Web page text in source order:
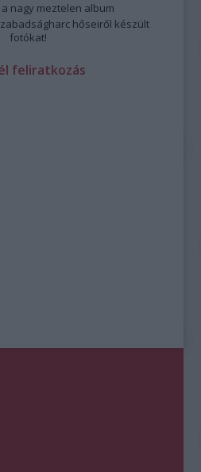
nagy meztelen album
hőseiről készült
fotókat!
feliratkozás